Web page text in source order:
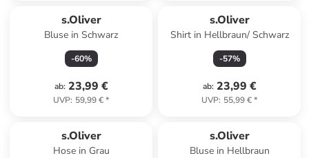
s.Oliver
Bluse in Schwarz
-60%
ab: 23,99 €
UVP: 59,99 €*
s.Oliver
Shirt in Hellbraun/ Schwarz
-57%
ab: 23,99 €
UVP: 55,99 €*
s.Oliver
Hose in Grau
s.Oliver
Bluse in Hellbraun